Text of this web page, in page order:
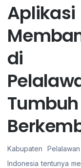
di
Kabupaten
Indonesia tentunya